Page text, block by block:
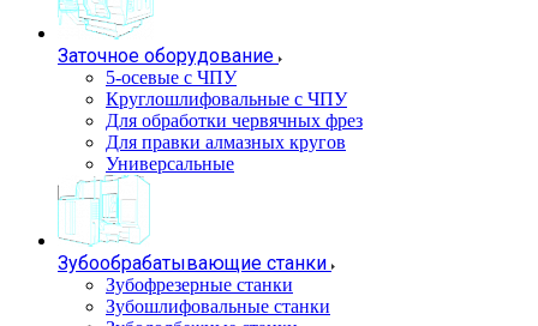
Заточное оборудование
5-осевые с ЧПУ
Круглошлифовальные с ЧПУ
Для обработки червячных фрез
Для правки алмазных кругов
Универсальные
Зубообрабатывающие станки
Зубофрезерные станки
Зубошлифовальные станки